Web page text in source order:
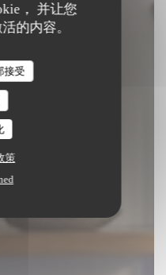
， 并让您
的内容。
接受
策
厅 |